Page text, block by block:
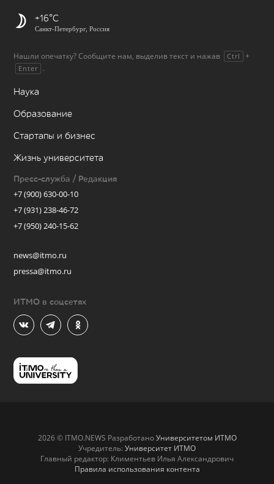
+16
Санкт-Петербург, Россия
Нашли опечатку? Сообщите нам, выделив текст и нажав Ctrl +
Enter .
Наука
Образование
Стартапы и бизнес
Жизнь университета
Пресс-служба / Редакция
+7 (900) 630-00-10
+7 (931) 238-46-72
+7 (950) 240-15-62
news@itmo.ru
pressa@itmo.ru
ИТМО в соцсетях
2026 © ITMO.NEWS РазработаноУниверситетом ИТМО
Учредитель: Университет ИТМО
Главный редактор: Климентьев Илья Александрович
Правила использования контента